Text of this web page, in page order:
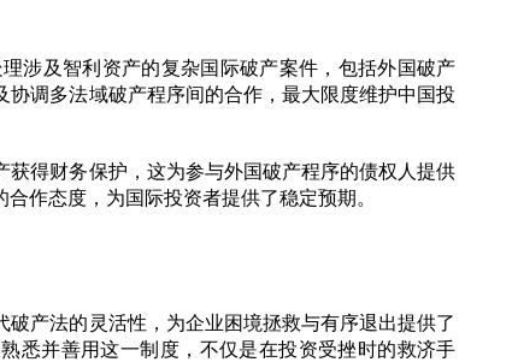
涉及智利资产的复杂国际破产案件，包括外国破产
调多法域破产程序间的合作，最大限度维护中国投
得财务保护，这为参与外国破产程序的债权人提供
作态度，为国际投资者提供了稳定预期。
产法的灵活性，为企业困境拯救与有序退出提供了
悉并善用这一制度，不仅是在投资受挫时的救济手